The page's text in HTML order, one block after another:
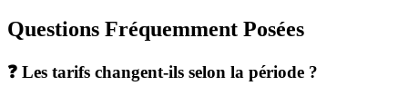
Questions Fréquemment Posées
❓ Les tarifs changent-ils selon la période ?